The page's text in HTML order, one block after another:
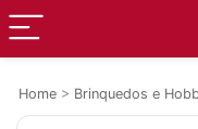
Home > Brinquedos e